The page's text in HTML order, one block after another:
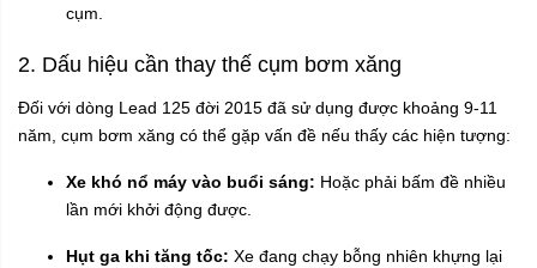
cụm.
2. Dấu hiệu cần thay thế cụm bơm xăng
Đối với dòng Lead 125 đời 2015 đã sử dụng được khoảng 9-11
năm, cụm bơm xăng có thể gặp vấn đề nếu thấy các hiện tượng:
Xe khó nổ máy vào buổi sáng: Hoặc phải bấm đề nhiều
lần mới khởi động được.
Hụt ga khi tăng tốc: Xe đang chạy bỗng nhiên khựng lại